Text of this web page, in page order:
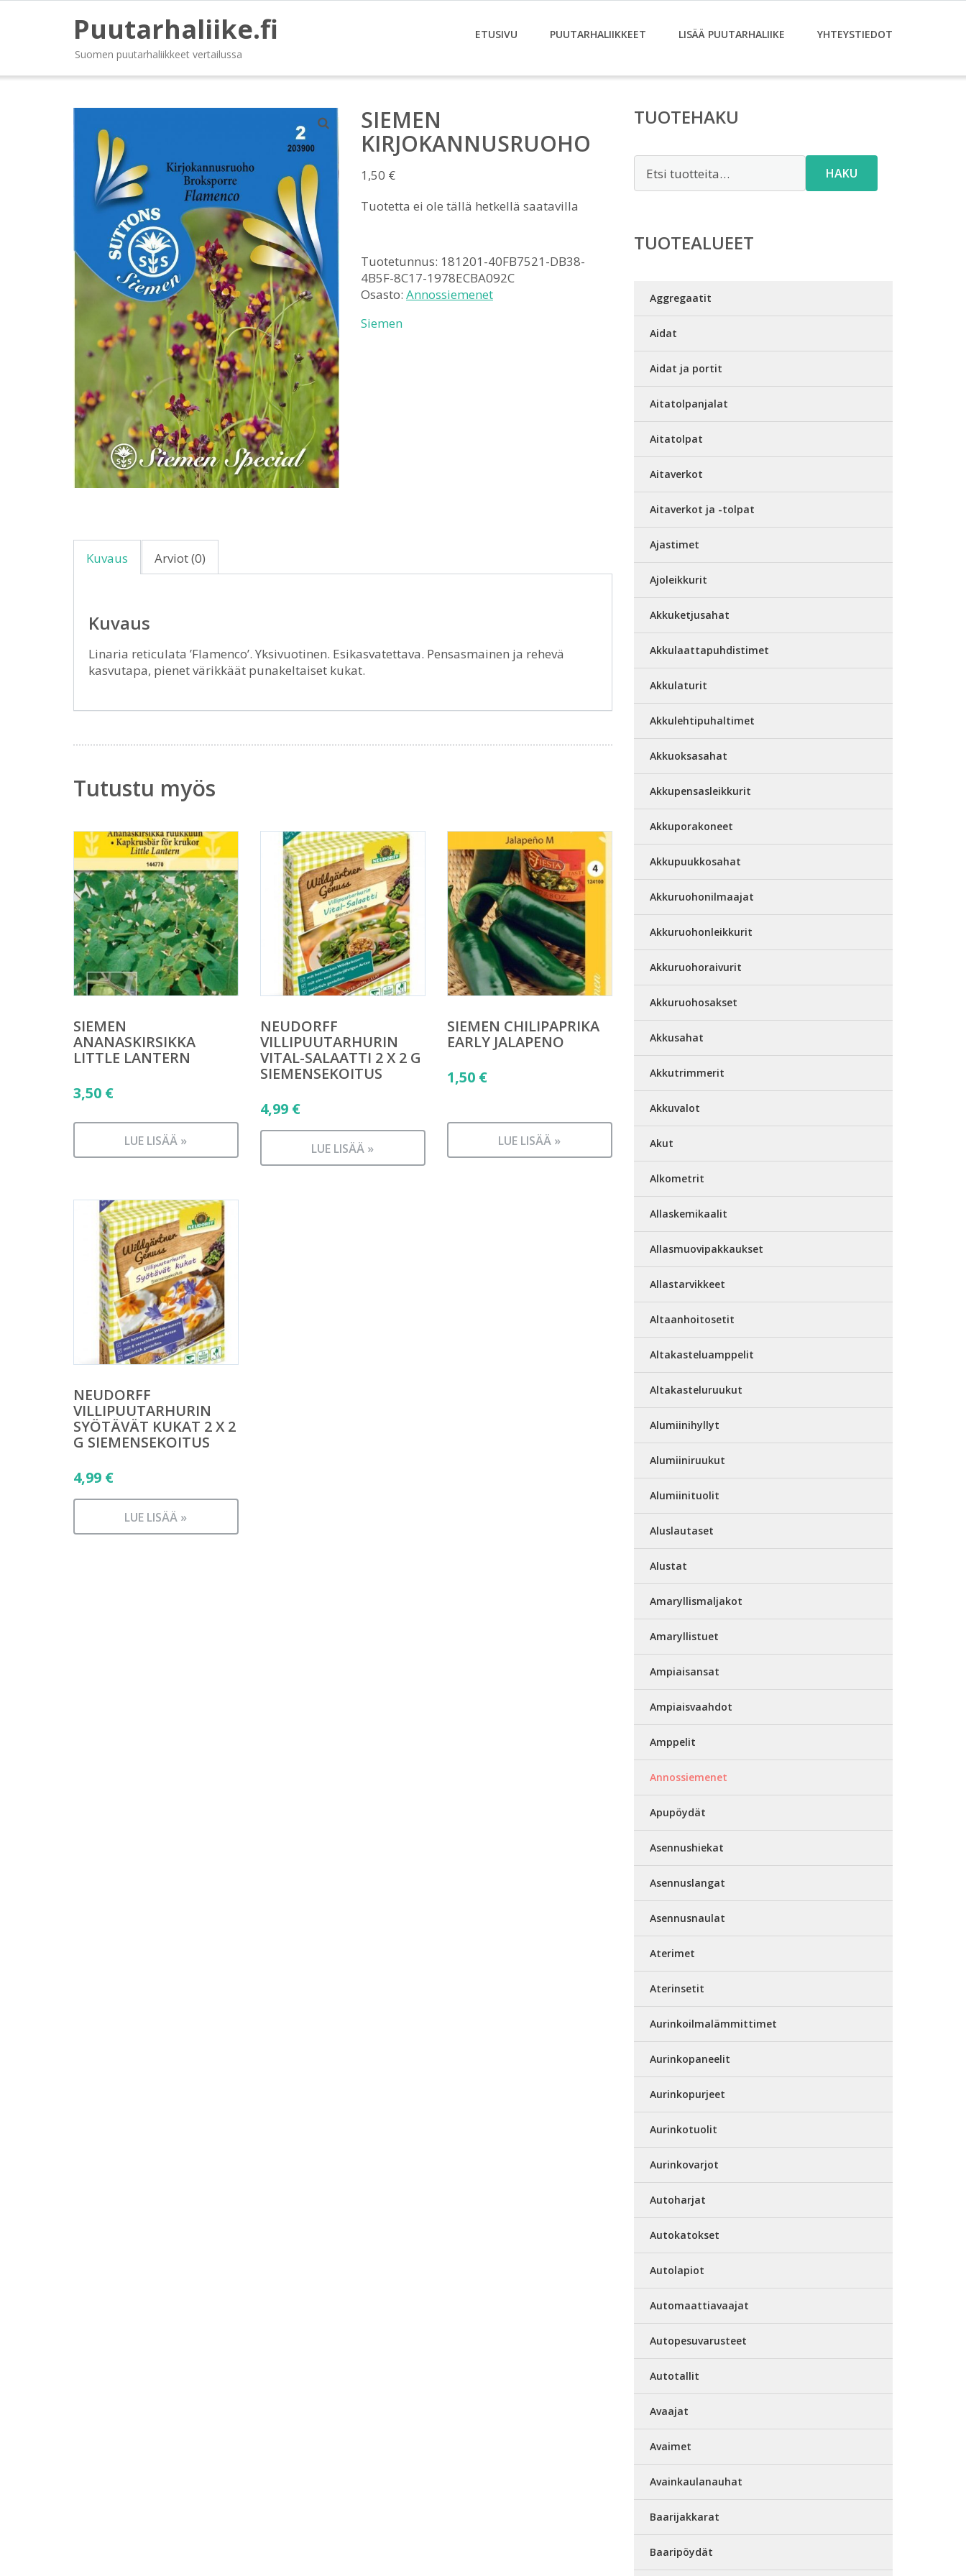
Puutarhaliike.fi
Suomen puutarhaliikkeet vertailussa
ETUSIVU PUUTARHALIIKKEET LISÄÄ PUUTARHALIIKE YHTEYSTIEDOT
SIEMEN
KIRJOKANNUSRUOHO
1,50 €
Tuotetta ei ole tällä hetkellä saatavilla
Tuotetunnus: 181201-40FB7521-DB38-
4B5F-8C17-1978ECBA092C
Osasto: Annossiemenet
Siemen
Kuvaus Arviot (0)
Kuvaus
Linaria reticulata ’Flamenco’. Yksivuotinen. Esikasvatettava. Pensasmainen ja rehevä
kasvutapa, pienet värikkäät punakeltaiset kukat.
Tutustu myös
SIEMEN
ANANASKIRSIKKA
LITTLE LANTERN
3,50 €
LUE LISÄÄ »
NEUDORFF
VILLIPUUTARHURIN
VITAL-SALAATTI 2 X 2 G
SIEMENSEKOITUS
4,99 €
LUE LISÄÄ »
SIEMEN CHILIPAPRIKA
EARLY JALAPENO
1,50 €
LUE LISÄÄ »
NEUDORFF
VILLIPUUTARHURIN
SYÖTÄVÄT KUKAT 2 X 2
G SIEMENSEKOITUS
4,99 €
LUE LISÄÄ »
TUOTEHAKU
HAKU
TUOTEALUEET
Aggregaatit
Aidat
Aidat ja portit
Aitatolpanjalat
Aitatolpat
Aitaverkot
Aitaverkot ja -tolpat
Ajastimet
Ajoleikkurit
Akkuketjusahat
Akkulaattapuhdistimet
Akkulaturit
Akkulehtipuhaltimet
Akkuoksasahat
Akkupensasleikkurit
Akkuporakoneet
Akkupuukkosahat
Akkuruohonilmaajat
Akkuruohonleikkurit
Akkuruohoraivurit
Akkuruohosakset
Akkusahat
Akkutrimmerit
Akkuvalot
Akut
Alkometrit
Allaskemikaalit
Allasmuovipakkaukset
Allastarvikkeet
Altaanhoitosetit
Altakasteluamppelit
Altakasteluruukut
Alumiinihyllyt
Alumiiniruukut
Alumiinituolit
Aluslautaset
Alustat
Amaryllismaljakot
Amaryllistuet
Ampiaisansat
Ampiaisvaahdot
Amppelit
Annossiemenet
Apupöydät
Asennushiekat
Asennuslangat
Asennusnaulat
Aterimet
Aterinsetit
Aurinkoilmalämmittimet
Aurinkopaneelit
Aurinkopurjeet
Aurinkotuolit
Aurinkovarjot
Autoharjat
Autokatokset
Autolapiot
Automaattiavaajat
Autopesuvarusteet
Autotallit
Avaajat
Avaimet
Avainkaulanauhat
Baarijakkarat
Baaripöydät